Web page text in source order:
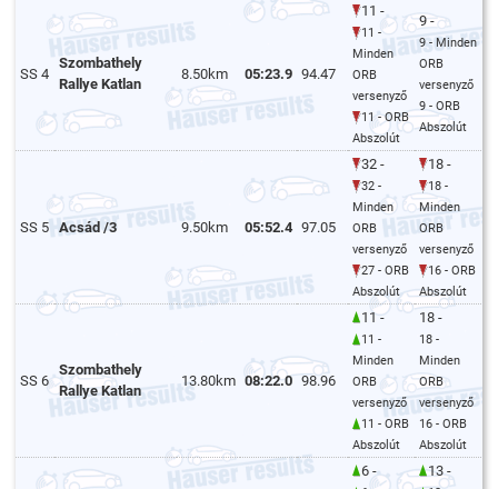
SS 4
Szombathely
Rallye Katlan
8.50km 05:23.9 94.47
11 -
11 -
Minden
ORB
versenyző
11 - ORB
Abszolút
9 -
9 - Minden
ORB
versenyző
9 - ORB
Abszolút
SS 5 Acsád /3 9.50km 05:52.4 97.05
32 -
32 -
Minden
ORB
versenyző
27 - ORB
Abszolút
18 -
18 -
Minden
ORB
versenyző
16 - ORB
Abszolút
SS 6
Szombathely
Rallye Katlan
13.80km 08:22.0 98.96
11 -
11 -
Minden
ORB
versenyző
11 - ORB
Abszolút
18 -
18 -
Minden
ORB
versenyző
16 - ORB
Abszolút
6 - 13 -